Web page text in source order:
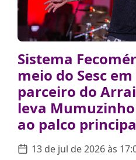
Sistema
meio do Sesc
parceiro do
leva
ao palco
13 de jul de 2026 às